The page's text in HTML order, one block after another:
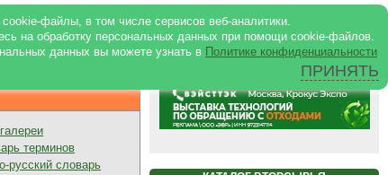
файлы, в том числе сервисов веб-аналитики.
на обработку персональных данных при помощи cookie-файлов.
данных вы можете узнать в Политике конфиденциальности
ПРИНЯТЬ
|Реклама в журнале |
терминов
русский словарь